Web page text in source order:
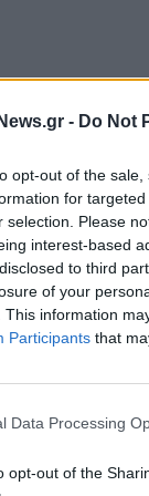
- Do Not
opt-out of the
for
selection. Please
interest-based
to third
of your
This information
Participants that
Data Processing
opt-out of the
Limited
των
τίτλο επί της
στην Ελβετία.
έκαστη εκ
ήτοι